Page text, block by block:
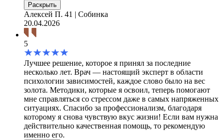
Раскрыть
Алексей П. 41 | Собинка
20.04.2026
5
Лучшее решение, которое я принял за последние
несколько лет. Врач — настоящий эксперт в области
психологии зависимостей, каждое слово было на вес
золота. Методики, которые я освоил, теперь помогают
мне справляться со стрессом даже в самых напряженных
ситуациях. Спасибо за профессионализм, благодаря
которому я снова чувствую вкус жизни! Если вам нужна
действительно качественная помощь, то рекомендую
именно его.